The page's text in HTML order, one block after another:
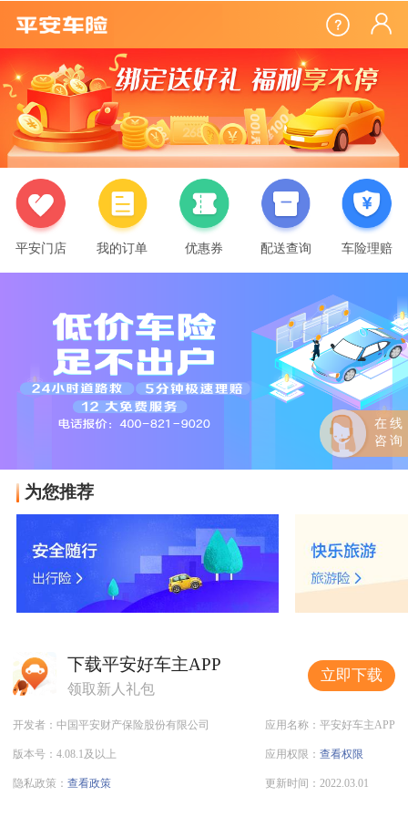
平安门店 我的订单 优惠券 配送查询 车险理赔
为您推荐
下载平安好车主APP
领取新人礼包
立即下载
开发者：中国平安财产保险股份有限公司
版本号：4.08.1及以上
隐私政策：查看政策
应用名称：平安好车主APP
应用权限： 查看权限
更新时间：2022.03.01
在线
咨询